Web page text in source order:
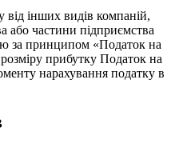
від інших видів компаній,
або частини підприємства
за принципом «Податок на
прибутку Податок на
нарахування податку в